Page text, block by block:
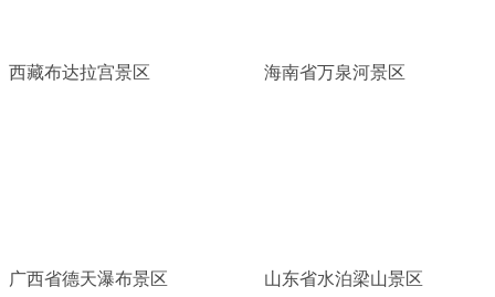
西藏布达拉宫景区 海南省万泉河景区
广西省德天瀑布景区 山东省水泊梁山景区